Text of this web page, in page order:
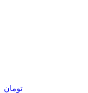
تومان